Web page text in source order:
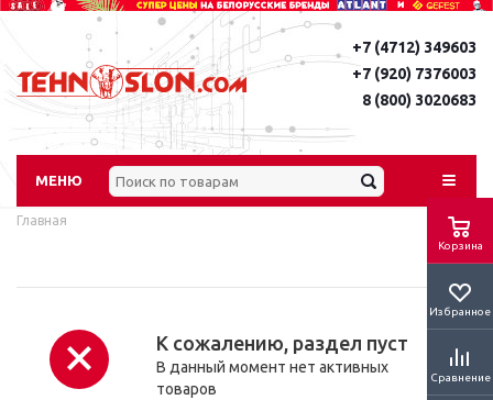
Корзина
Избранное
Сравнение
+7 (4712) 349603
+7 (920) 7376003
8 (800) 3020683
МЕНЮ
Главная
К сожалению, раздел пуст
В данный момент нет активных
товаров